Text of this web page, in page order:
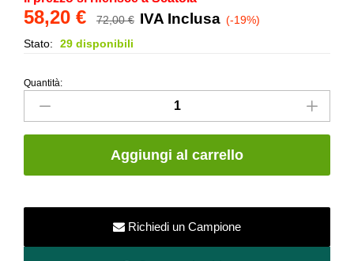
58,20 € 72,00€ IVA Inclusa (-19%)
Stato:
29 disponibili
Macromosaico
-
Duna
Quantità:
Aggiungi al carrello
Richiedi un Campione